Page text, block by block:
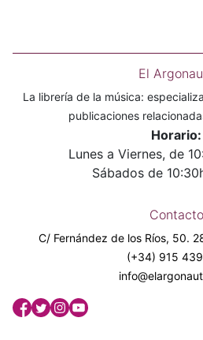
El
La librería de la música:
publicaciones
Horario:
Lunes a Viernes, de
Sábados de
Contacto
C/ Fernández de los Ríos, 50.
(+34) 915